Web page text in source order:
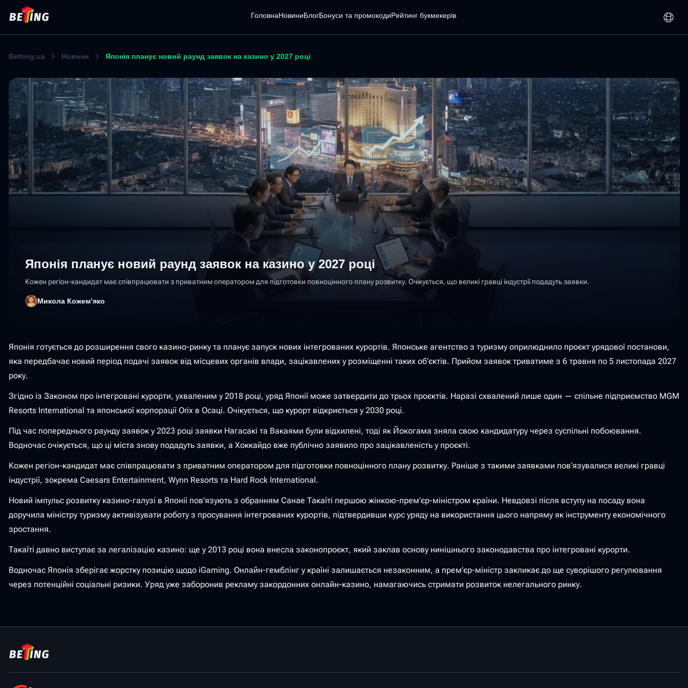
ГоловнаНовиниБлогБонуси та промокодиPейтинг букмекерів
Betting.ua Новини Японія планує новий раунд заявок на казино у 2027 році
Японія планує новий раунд заявок на казино у 2027 році
Кожен регіон-кандидат має співпрацювати з приватним оператором для підготовки повноцінного плану розвитку. Очікується, що великі гравці індустрії подадуть заявки.
Микола Кожемʼяко
Японія готується до розширення свого казино-ринку та планує запуск нових інтегрованих курортів. Японське агентство з туризму оприлюднило проєкт урядової постанови,
яка передбачає новий період подачі заявок від місцевих органів влади, зацікавлених у розміщенні таких об’єктів. Прийом заявок триватиме з 6 травня по 5 листопада 2027
року.
Згідно із Законом про інтегровані курорти, ухваленим у 2018 році, уряд Японії може затвердити до трьох проєктів. Наразі схвалений лише один — спільне підприємство MGM
Resorts International та японської корпорації Orix в Осаці. Очікується, що курорт відкриється у 2030 році.
Під час попереднього раунду заявок у 2023 році заявки Нагасакі та Вакаями були відхилені, тоді як Йокогама зняла свою кандидатуру через суспільні побоювання.
Водночас очікується, що ці міста знову подадуть заявки, а Хоккайдо вже публічно заявило про зацікавленість у проєкті.
Кожен регіон-кандидат має співпрацювати з приватним оператором для підготовки повноцінного плану розвитку. Раніше з такими заявками пов’язувалися великі гравці
індустрії, зокрема Caesars Entertainment, Wynn Resorts та Hard Rock International.
Новий імпульс розвитку казино-галузі в Японії пов’язують з обранням Санае Такаїті першою жінкою-прем’єр-міністром країни. Невдовзі після вступу на посаду вона
доручила міністру туризму активізувати роботу з просування інтегрованих курортів, підтвердивши курс уряду на використання цього напряму як інструменту економічного
зростання.
Такаїті давно виступає за легалізацію казино: ще у 2013 році вона внесла законопроєкт, який заклав основу нинішнього законодавства про інтегровані курорти.
Водночас Японія зберігає жорстку позицію щодо iGaming. Онлайн-гемблінг у країні залишається незаконним, а прем’єр-міністр закликає до ще суворішого регулювання
через потенційні соціальні ризики. Уряд уже заборонив рекламу закордонних онлайн-казино, намагаючись стримати розвиток нелегального ринку.